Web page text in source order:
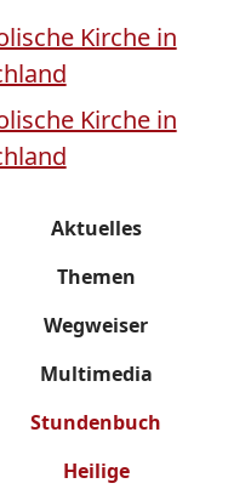
Aktuelles
Themen
Wegweiser
Multimedia
Stundenbuch
Heilige